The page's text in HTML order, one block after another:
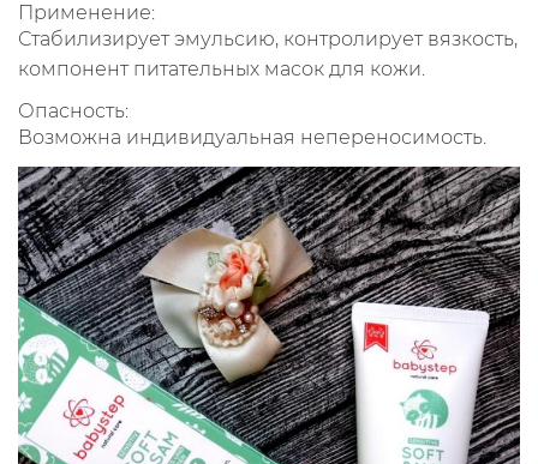
Применение:
Стабилизирует эмульсию, контролирует вязкость,
компонент питательных масок для кожи.
Опасность:
Возможна индивидуальная непереносимость.